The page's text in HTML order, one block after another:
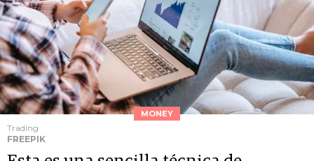
MONEY
Trading
FREEPIK